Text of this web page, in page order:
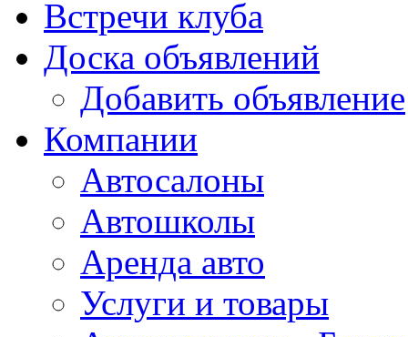
Встречи клуба
Доска объявлений
Добавить объявление
Компании
Автосалоны
Автошколы
Аренда авто
Услуги и товары